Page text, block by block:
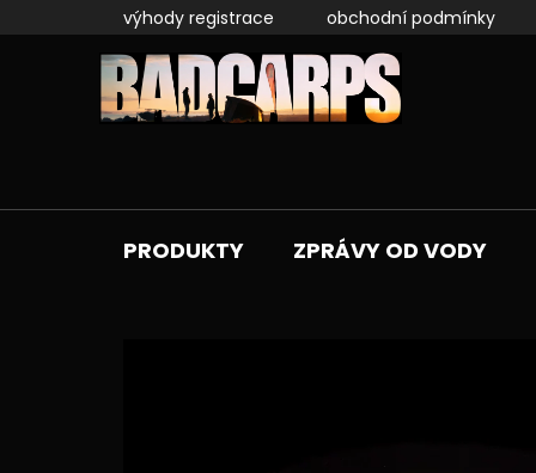
na
výhody registrace obchodní podmínky
PRODUKTY ZPRÁVY OD VODY